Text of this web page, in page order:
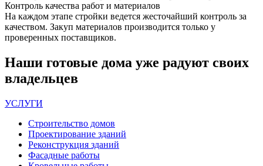
Контроль качества работ и материалов
На каждом этапе стройки ведется жесточайший контроль за
качеством. Закуп материалов производится только у
проверенных поставщиков.
Наши готовые дома уже радуют своих
владельцев
УСЛУГИ
Строительство домов
Проектирование зданий
Реконструкция зданий
Фасадные работы